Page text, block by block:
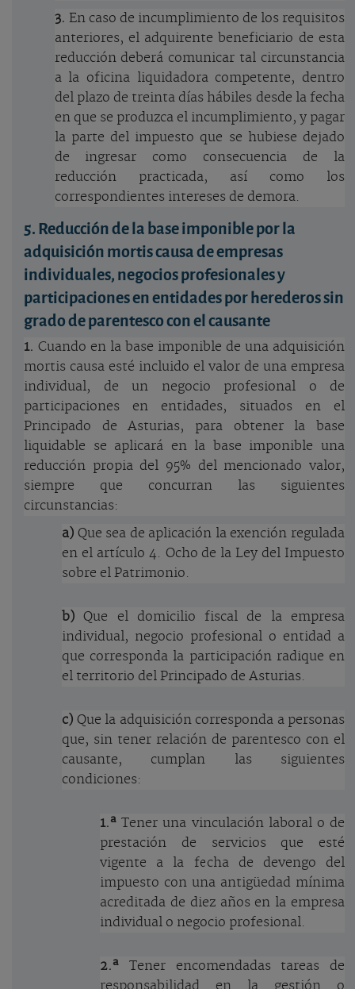
3. En caso de incumplimiento de los requisitos
anteriores, el adquirente beneficiario de esta
reducción deberá comunicar tal circunstancia
a la oficina liquidadora competente, dentro
del plazo de treinta días hábiles desde la fecha
en que se produzca el incumplimiento, y pagar
la parte del impuesto que se hubiese dejado
de ingresar como consecuencia de la
reducción practicada, así como los
correspondientes intereses de demora.
5. Reducción de la base imponible por la
adquisición mortis causa de empresas
individuales, negocios profesionales y
participaciones en entidades por herederos sin
grado de parentesco con el causante
1. Cuando en la base imponible de una adquisición
mortis causa esté incluido el valor de una empresa
individual, de un negocio profesional o de
participaciones en entidades, situados en el
Principado de Asturias, para obtener la base
liquidable se aplicará en la base imponible una
reducción propia del 95% del mencionado valor,
siempre que concurran las siguientes
circunstancias:
a) Que sea de aplicación la exención regulada
en el artículo 4. Ocho de la Ley del Impuesto
sobre el Patrimonio.
b)Que el domicilio fiscal de la empresa
individual, negocio profesional o entidad a
que corresponda la participación radique en
el territorio del Principado de Asturias.
c) Que la adquisición corresponda a personas
que, sin tener relación de parentesco con el
causante, cumplan las siguientes
condiciones:
1.ªTener una vinculación laboral o de
prestación de servicios que esté
vigente a la fecha de devengo del
impuesto con una antigüedad mínima
acreditada de diez años en la empresa
individual o negocio profesional.
2.ª Tener encomendadas tareas de